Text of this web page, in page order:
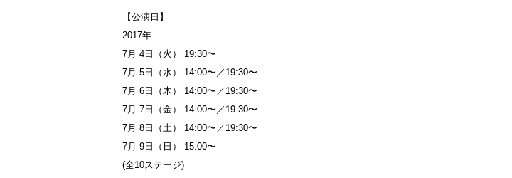
【公演日】
2017年
7月 4日（火） 19:30〜
7月 5日（水） 14:00〜／19:30〜
7月 6日（木） 14:00〜／19:30〜
7月 7日（金） 14:00〜／19:30〜
7月 8日（土） 14:00〜／19:30〜
7月 9日（日） 15:00〜
(全10ステージ)